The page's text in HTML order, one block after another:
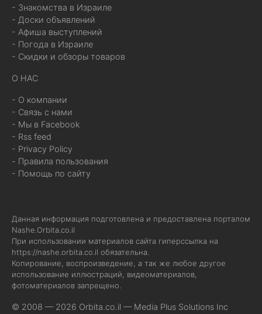
- Знакомства в Израиле
- Доски объявлений
- Афиша выступлений
- Погода в Израиле
- Скидки и обзоры товаров
О НАС
- О компании
- Связь с нами
- Мы в Facebook
- Rss feed
- Privacy Policy
- Правила пользования
- Помощь по сайту
Данная информация подготовлена и предоставлена порталом
Nashe.Orbita.co.il
При использовании материалов сайта гиперссылка на
https://nashe.orbita.co.il обязательна.
Копирование, воспроизведение, а так же любое другое
использование иллюстраций, видеоматериалов,
фотоматериалов запрещено.
© 2008 — 2026 Orbita.co.il — Media Plus Solutions Inc